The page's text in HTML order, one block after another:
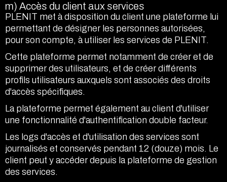
m) Accès du client aux services
PLENIT met à disposition du client une plateforme lui
permettant de désigner les personnes autorisées,
pour son compte, à utiliser les services de PLENIT.
Cette plateforme permet notamment de créer et de
supprimer des utilisateurs, et de créer différents
profils utilisateurs auxquels sont associés des droits
d'accès spécifiques.
La plateforme permet également au client d'utiliser
une fonctionnalité d'authentification double facteur.
Les logs d'accès et d'utilisation des services sont
journalisés et conservés pendant 12 (douze) mois. Le
client peut y accéder depuis la plateforme de gestion
des services.